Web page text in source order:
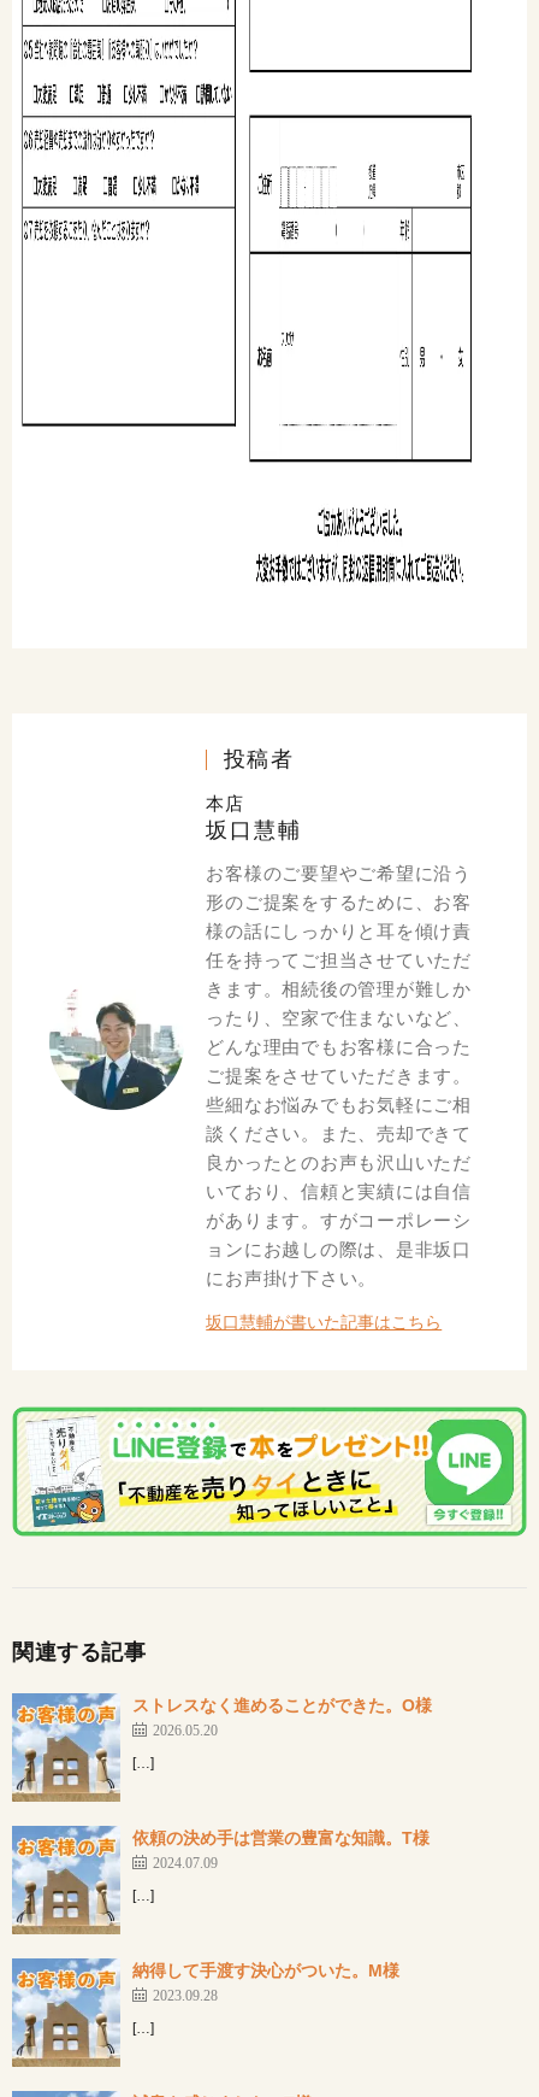
投稿者
本店
坂口慧輔
お客様のご要望やご希望に沿う
形のご提案をするために、お客
様の話にしっかりと耳を傾け責
任を持ってご担当させていただ
きます。相続後の管理が難しか
ったり、空家で住まないなど、
どんな理由でもお客様に合った
ご提案をさせていただきます。
些細なお悩みでもお気軽にご相
談ください。また、売却できて
良かったとのお声も沢山いただ
いており、信頼と実績には自信
があります。すがコーポレーシ
ョンにお越しの際は、是非坂口
にお声掛け下さい。
坂口慧輔が書いた記事はこちら
関連する記事
ストレスなく進めることができた。O様
2026.05.20
[…]
依頼の決め手は営業の豊富な知識。T様
2024.07.09
[…]
納得して手渡す決心がついた。M様
2023.09.28
[…]